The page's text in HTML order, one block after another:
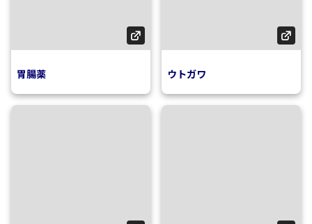
胃腸薬 ウトガワ